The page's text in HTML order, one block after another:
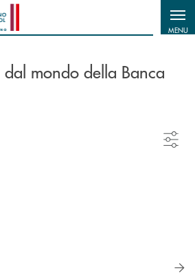
MENU
dal mondo della Banca